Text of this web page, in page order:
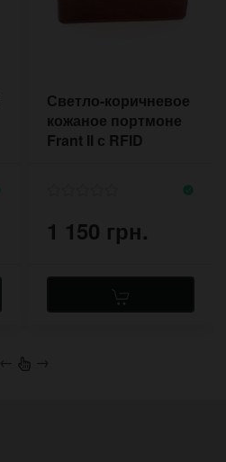
Светло-коричневое
кожаное портмоне
Frant II с RFID
1 150 грн.
← →